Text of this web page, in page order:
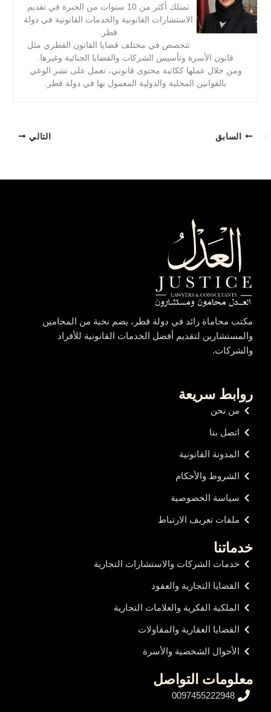
تمتلك أكثر من 10 سنوات من الخبرة في تقديم
الاستشارات القانونية والخدمات القانونية في دولة
قطر.
تتخصص في مختلف قضايا القانون القطري مثل
قانون الأسرة وتأسيس الشركات والقضايا الجنائية وغيرها.
ومن خلال عملها ككاتبة محتوى قانوني، تعمل على نشر الوعي
بالقوانين المحلية والدولية المعمول بها في دولة قطر.
السابق التالي
مكتب محاماة رائد في دولة قطر، يضم نخبة من المحامين
والمستشارين لتقديم أفضل الخدمات القانونية للأفراد
والشركات.
روابط سريعة
من نحن
اتصل بنا
المدونة القانونية
الشروط والأحكام
سياسة الخصوصية
ملفات تعريف الارتباط
خدماتنا
خدمات الشركات والاستشارات التجارية
القضايا التجارية والعقود
الملكية الفكرية والعلامات التجارية
القضايا العقارية والمقاولات
الأحوال الشخصية والأسرة
معلومات التواصل
0097455222948